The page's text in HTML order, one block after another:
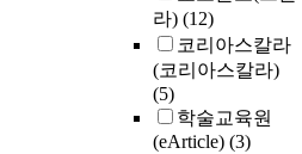
라) (12)
코리아스칼라
(코리아스칼라)
(5)
학술교육원
(eArticle) (3)